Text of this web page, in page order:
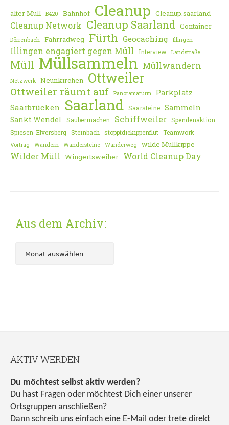
alter Müll B420 Bahnhof Cleanup Cleanup.saarland
Cleanup Network Cleanup Saarland Container
Dörrenbach Fahrradweg Fürth Geocaching Illingen
Illingen engagiert gegen Müll Interview Landstraße
Müll Müllsammeln Müllwandern
Netzwerk Neunkirchen Ottweiler
Ottweiler räumt auf Panoramaturm Parkplatz
Saarbrücken Saarland Saarsteine Sammeln
Sankt Wendel
Saubermachen Schiffweiler Spendenaktion
Spiesen-Elversberg Steinbach stopptdiekippenflut Teamwork
Vortrag Wandern Wandersteine Wanderweg wilde Müllkippe
Wilder Müll Wingertsweiher World Cleanup Day
Aus dem Archiv:
AKTIV WERDEN
Du möchtest selbst aktiv werden?
Du hast Fragen oder möchtest Dich einer unserer
Ortsgruppen anschließen?
Dann schreib uns einfach eine E-Mail oder trete direkt